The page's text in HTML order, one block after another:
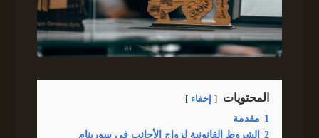
المحتويات إخفاء
1 مقدمة
2 الشروط القانونية لزواج الأجانب في سورينام